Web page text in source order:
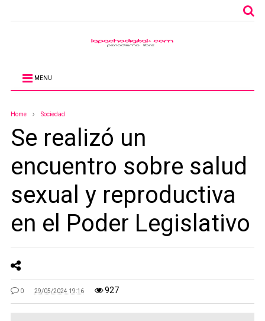
MENU
Home Sociedad
Se realizó un
encuentro sobre salud
sexual y reproductiva
en el Poder Legislativo
0 29/05/2024 19:16 927